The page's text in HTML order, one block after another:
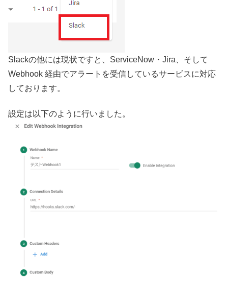
Slackの他には現状ですと、ServiceNow・Jira、そして
Webhook 経由でアラートを受信しているサービスに対応
しております。
設定は以下のように行いました。